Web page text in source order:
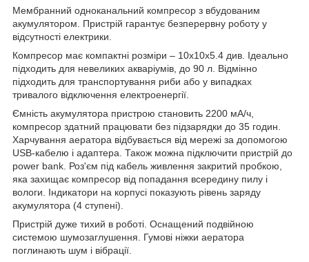
Мембранний одноканальний компресор з вбудованим
акумулятором. Пристрій гарантує безперервну роботу у
відсутності електрики.
Компресор має компактні розміри – 10х10х5.4 див. Ідеально
підходить для невеликих акваріумів, до 90 л. Відмінно
підходить для транспортування риби або у випадках
тривалого відключення електроенергії.
Ємність акумулятора пристрою становить 2200 мА/ч,
компресор здатний працювати без підзарядки до 35 годин.
Харчування аератора відбувається від мережі за допомогою
USB-кабелю і адаптера. Також можна підключити пристрій до
power bank. Роз'єм під кабель живлення закритий пробкою,
яка захищає компресор від попадання всередину пилу і
вологи. Індикатори на корпусі показують рівень заряду
акумулятора (4 ступені).
Пристрій дуже тихий в роботі. Оснащений подвійною
системою шумозаглушення. Гумові ніжки аератора
поглинають шум і вібрації.